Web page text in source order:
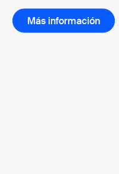
Más información